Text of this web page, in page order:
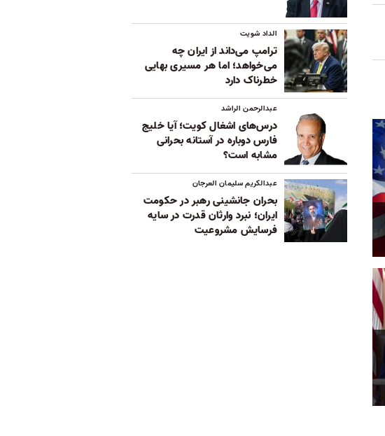
الداد شویت
ترامپ می‌داند از ایران چه
می‌خواهد؛ اما هر مسیری بهایی
خطرناک دارد
عبدالرحمن الراشد
درس‌های اشغال کویت؛ آیا خلیج
فارس دوباره در آستانه بحرانی
مشابه است؟
عبدالکریم سلیمان العرجان
بحران جانشینی رهبر در حکومت
ایران؛ نبرد وارثان قدرت در سایه
فرسایش مشروعیت